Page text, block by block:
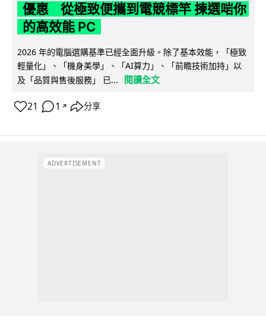
優惠 從極致便攜到電競標竿 揀選啱你
的高效能 PC
2026 年的電腦選購基準已經全面升級。除了基本效能，「極致
輕量化」、「機身美學」、「AI算力」、「前瞻技術加持」以
及「品質與售後服務」 已...
閱讀全文
21 1 ↗ 分享
ADVERTISEMENT